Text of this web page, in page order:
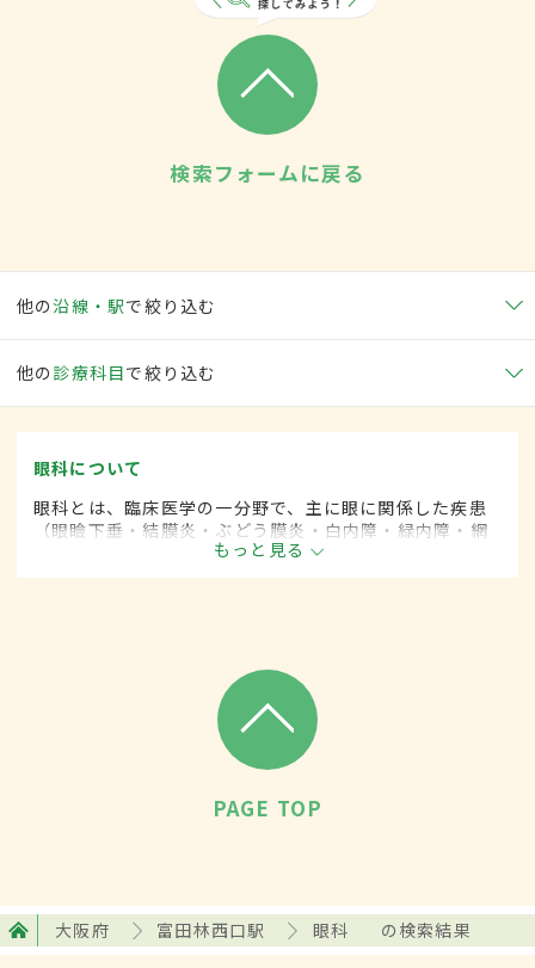
検索フォームに戻る
他の沿線・駅で絞り込む
他の 診療科目で絞り込む
眼科について
眼科とは、臨床医学の一分野で、主に眼に関係した疾患
（眼瞼下垂・結膜炎・ぶどう膜炎・白内障・緑内障・網
膜剥離など）を専門的に取り扱います。
もっと見る
PAGE TOP
大阪府 富田林西口駅 眼科 の検索結果